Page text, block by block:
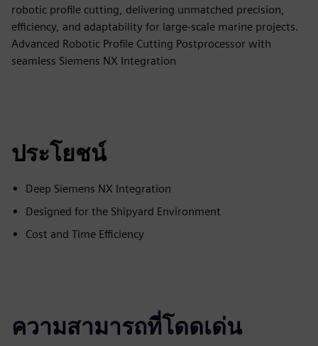
robotic profile cutting, delivering unmatched precision,
efficiency, and adaptability for large-scale marine projects.
Advanced Robotic Profile Cutting Postprocessor with
seamless Siemens NX Integration
ประโยชน์
Deep Siemens NX Integration
Designed for the Shipyard Environment
Cost and Time Efficiency
ความสามารถที่โดดเด่น